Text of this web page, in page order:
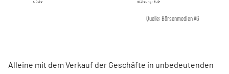
Quelle: Börsenmedien AG
Alleine mit dem Verkauf der Geschäfte in unbedeutenden